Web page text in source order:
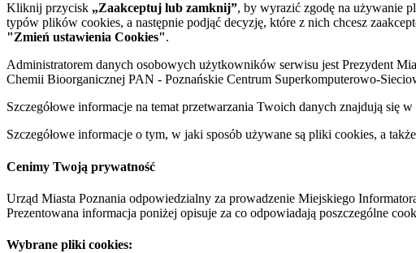
Kliknij przycisk „Zaakceptuj lub zamknij”, by wyrazić zgodę na używanie
typów plików cookies, a następnie podjąć decyzję, które z nich chcesz
"Zmień ustawienia Cookies".
Administratorem danych osobowych użytkowników serwisu jest Prezydent
Chemii Bioorganicznej PAN - Poznańskie Centrum Superkomputerowo-
Szczegółowe informacje na temat przetwarzania Twoich danych znajdują się w
Szczegółowe informacje o tym, w jaki sposób używane są pliki cookies, a
Cenimy Twoją prywatność
Urząd Miasta Poznania odpowiedzialny za prowadzenie Miejskiego
Prezentowana informacja poniżej opisuje za co odpowiadają poszczególne
Wybrane pliki cookies: